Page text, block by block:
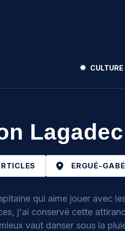
CULTURE
Lagadec
ERGUÉ-
qui aime jouer avec
j'ai conservé cette
vaut danser sous la